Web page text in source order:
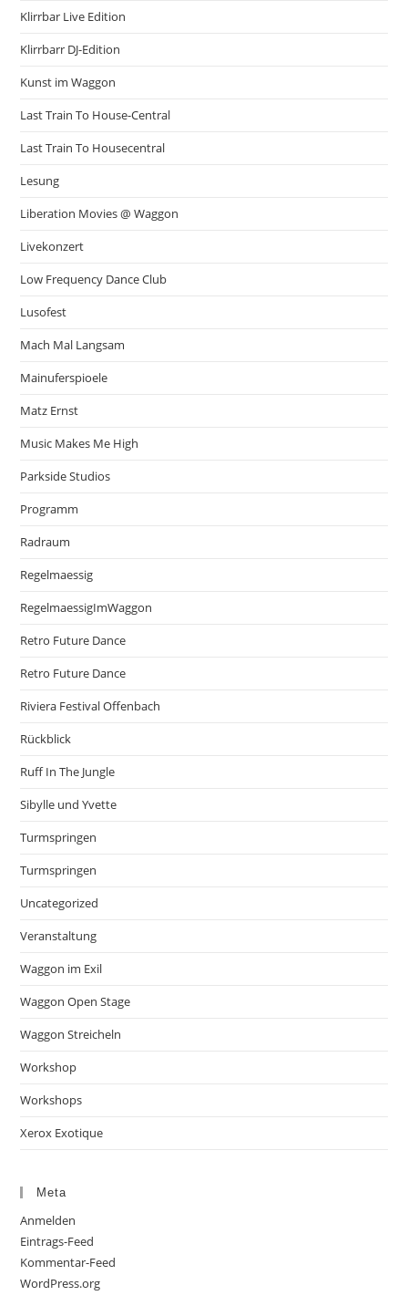
Klirrbar Live Edition
Klirrbarr DJ-Edition
Kunst im Waggon
Last Train To House-Central
Last Train To Housecentral
Lesung
Liberation Movies @ Waggon
Livekonzert
Low Frequency Dance Club
Lusofest
Mach Mal Langsam
Mainuferspioele
Matz Ernst
Music Makes Me High
Parkside Studios
Programm
Radraum
Regelmaessig
RegelmaessigImWaggon
Retro Future Dance
Retro Future Dance
Riviera Festival Offenbach
Rückblick
Ruff In The Jungle
Sibylle und Yvette
Turmspringen
Turmspringen
Uncategorized
Veranstaltung
Waggon im Exil
Waggon Open Stage
Waggon Streicheln
Workshop
Workshops
Xerox Exotique
Meta
Anmelden
Eintrags-Feed
Kommentar-Feed
WordPress.org